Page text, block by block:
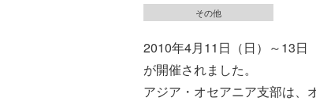
その他
2010年4月11日（日）～13日
が開催されました。
アジア・オセアニア支部は、